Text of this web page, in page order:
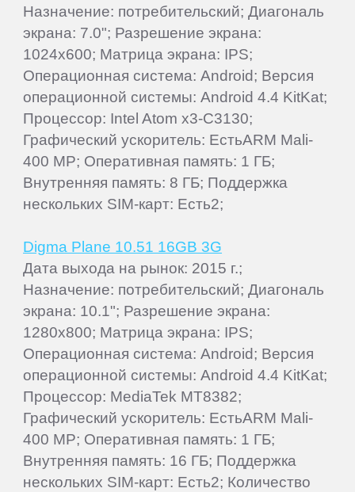
Назначение: потребительский; Диагональ
экрана: 7.0"; Разрешение экрана:
1024x600; Матрица экрана: IPS;
Операционная система: Android; Версия
операционной системы: Android 4.4 KitKat;
Процессор: Intel Atom x3-С3130;
Графический ускоритель: ЕстьARM Mali-
400 MP; Оперативная память: 1 ГБ;
Внутренняя память: 8 ГБ; Поддержка
нескольких SIM-карт: Есть2;
Digma Plane 10.51 16GB 3G
Дата выхода на рынок: 2015 г.;
Назначение: потребительский; Диагональ
экрана: 10.1"; Разрешение экрана:
1280x800; Матрица экрана: IPS;
Операционная система: Android; Версия
операционной системы: Android 4.4 KitKat;
Процессор: MediaTek MT8382;
Графический ускоритель: ЕстьARM Mali-
400 MP; Оперативная память: 1 ГБ;
Внутренняя память: 16 ГБ; Поддержка
нескольких SIM-карт: Есть2; Количество